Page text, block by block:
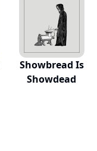
Showbread Is
Showdead